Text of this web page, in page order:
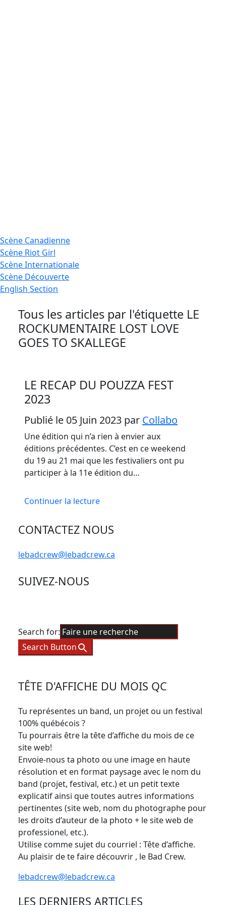
Scène Canadienne
Scène Riot Girl
ScèneInternationale
Scène Découverte
English Section
Tous les articles par l'étiquette LE
ROCKUMENTAIRE LOST LOVE
GOES TO SKALLEGE
LE RECAP DU POUZZA FEST
2023
Publié le 05 Juin 2023 par Collabo
Une édition qui n’a rien à envier aux
éditions précédentes. C’est en ce weekend
du 19 au 21 mai que les festivaliers ont pu
participer à la 11e édition du…
Continuer la lecture
CONTACTEZ NOUS
lebadcrew@lebadcrew.ca
SUIVEZ-NOUS
Search for:
Search Button
TÊTE D'AFFICHE DU MOIS QC
Tu représentes un band, un projet ou un festival
100% québécois ?
Tu pourrais être la tête d’affiche du mois de ce
site web!
Envoie-nous ta photo ou une image en haute
résolution et en format paysage avec le nom du
band (projet, festival, etc.) et un petit texte
explicatif ainsi que toutes autres informations
pertinentes (site web, nom du photographe pour
les droits d’auteur de la photo + le site web de
professionel, etc.).
Utilise comme sujet du courriel : Tête d’affiche.
Au plaisir de te faire découvrir , le Bad Crew.
lebadcrew@lebadcrew.ca
LES DERNIERS ARTICLES